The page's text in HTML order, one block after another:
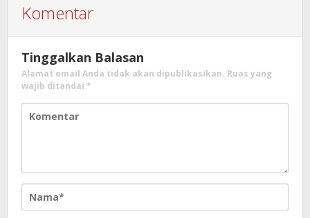
Komentar
Tinggalkan Balasan
Alamat email Anda tidak akan dipublikasikan. Ruas yang
wajib ditandai *